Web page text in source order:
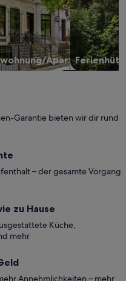
Apartment
Garantie bieten wir dir rund
– der gesamte Vorgang
zu Hause
Küche,
mehr
Annehmlichkeiten – mehr